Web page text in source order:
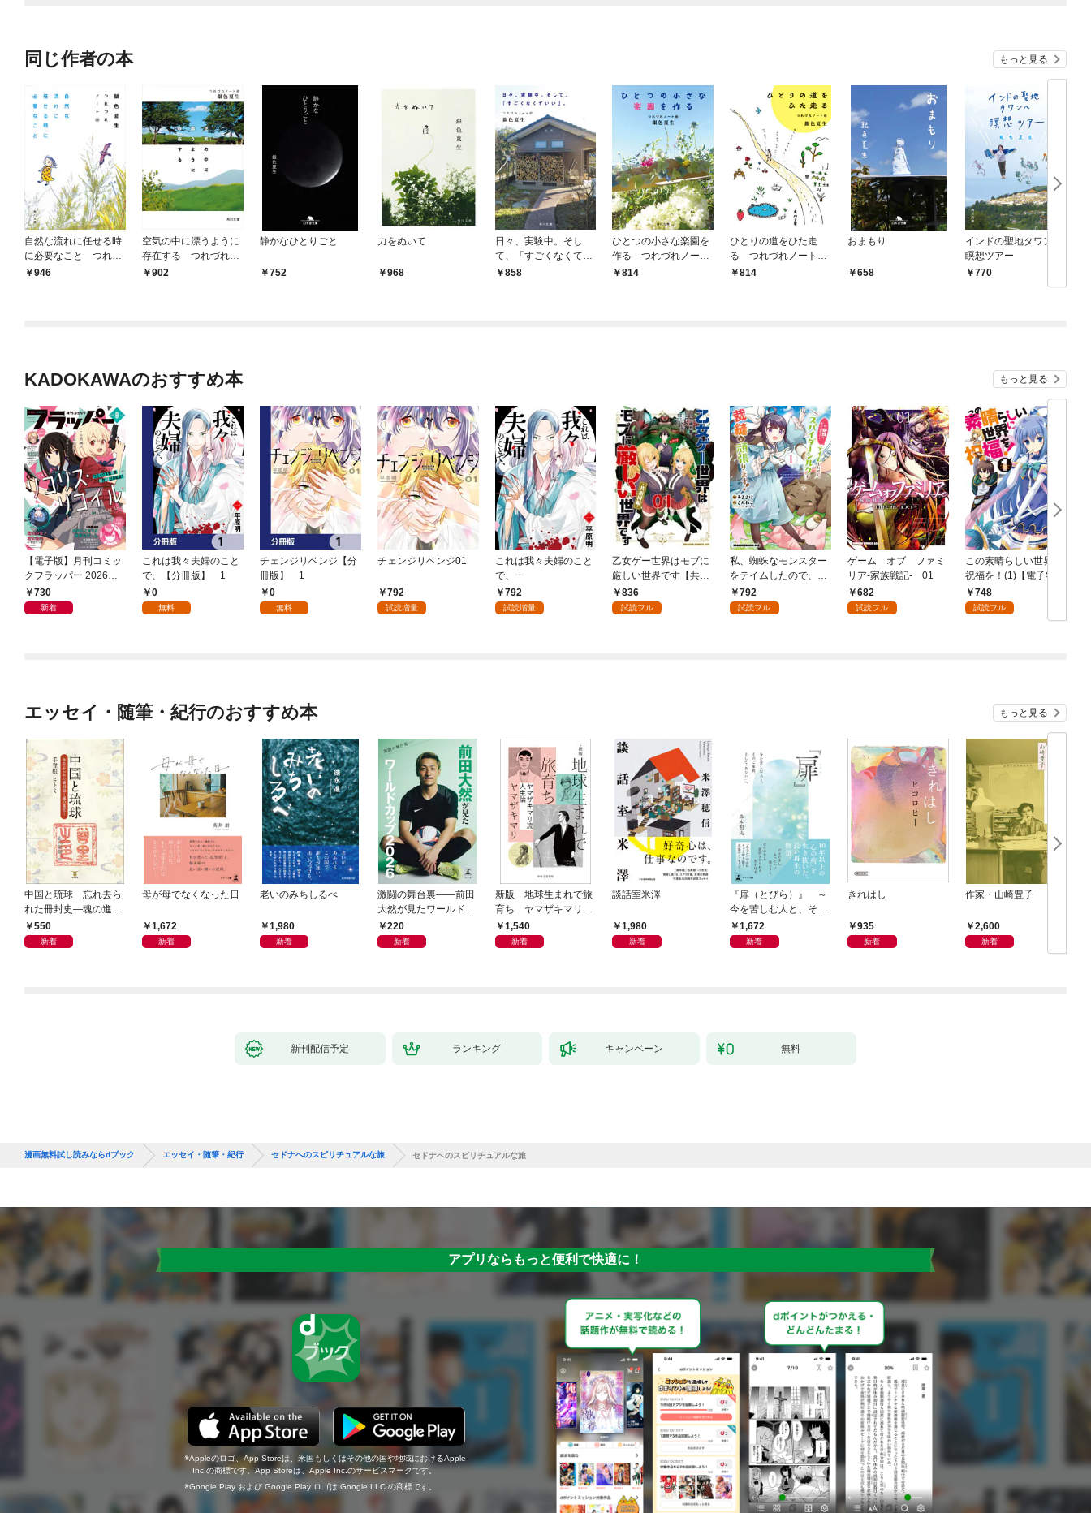
同じ作者の本 もっと見る
自然な流れに任せる時
に必要なこと つれづ
れノート(49)
946
空気の中に漂うように
存在する つれづれノ
ート(48)
902
静かなひとりごと
752
力をぬいて
968
日々、実験中。そし
て、「すごくなくてい
い」。 つれづれノー
858
ひとつの小さな楽園を
作る つれづれノート
(46)814
ひとりの道をひた走
る つれづれノート
（45）
814
おまもり
658
インドの聖地タワンへ
瞑想ツアー
770
KADOKAWAのおすすめ本 もっと見る
【電子版】月刊コミッ
クフラッパー 2026年9
月号730
新着
これは我々夫婦のこと
で、【分冊版】 1
0
無料
チェンジリベンジ【分
冊版】 1
0
無料
チェンジリベンジ01
792
試読増量
これは我々夫婦のこと
で、一
792
試読増量
乙女ゲー世界はモブに
厳しい世界です【共和
国編】 ０１
836
試読フル
私、蜘蛛なモンスター
をテイムしたので、ス
パイダーシルクで裁縫
を頑張ります！ 1
792
試読フル
ゲーム オブ ファミ
リア-家族戦記- 01
682
試読フル
この素晴らしい世界に
祝福を！(1)【電子特別
版】748
試読フル
エッセイ・随筆・紀行のおすすめ本 もっと見る
中国と琉球 忘れ去ら
れた冊封史―魂の進化
―550
新着
母が母でなくなった日
1,672
新着
老いのみちしるべ
1,980
新着
激闘の舞台裏――前田
大然が見たワールドカ
ップ2026
220
新着
新版 地球生まれで旅
育ち ヤマザキマリ流
人生論
1,540
新着
談話室米澤
1,980
新着
『扉（とびら）』 ～
今を苦しむ人と、その
ご家族、そして「あな
た」へ～
1,672
新着
きれはし
935
新着
作家・山崎豊子
2,600
新着
新刊配信予定 ランキング キャンペーン 無料
漫画無料試し読みならdブック エッセイ・随筆・紀行 セドナへのスピリチュアルな旅 セドナへのスピリチュアルな旅
アプリならもっと便利で快適に！
Appleのロゴ、App Storeは、米国もしくはその他の国や地域におけるApple
Inc.の商標です。App Storeは、Apple Inc.のサービスマークです。
Google Play および Google Play ロゴは Google LLC の商標です。